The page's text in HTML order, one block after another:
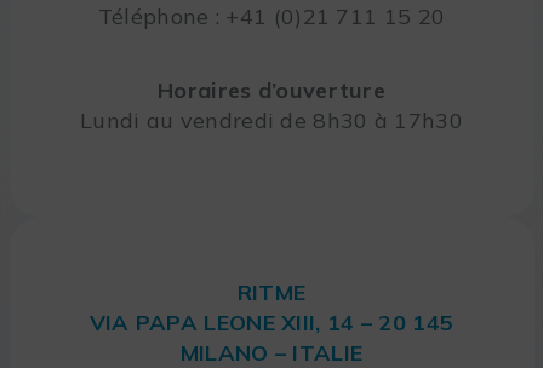
Téléphone : +41 (0)21 711 15 20
Horaires d’ouverture
Lundi au vendredi de 8h30 à 17h30
RITME
VIA PAPA LEONE XIII, 14 – 20 145
MILANO – ITALIE